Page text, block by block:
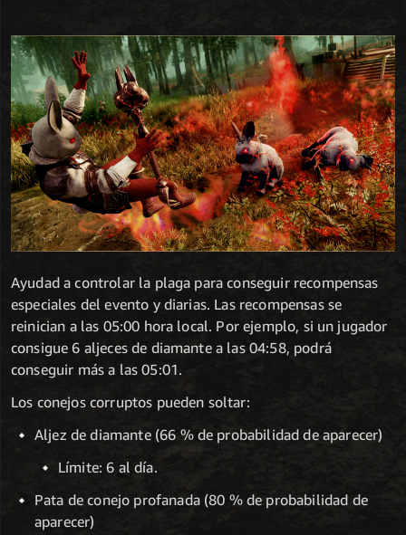
Ayudad a controlar la plaga para conseguir recompensas
especiales del evento y diarias. Las recompensas se
reinician a las 05:00 hora local. Por ejemplo, si un jugador
consigue 6 aljeces de diamante a las 04:58, podrá
conseguir más a las 05:01.
Los conejos corruptos pueden soltar:
Aljez de diamante (66 % de probabilidad de aparecer)
Límite: 6 al día.
Pata de conejo profanada (80 % de probabilidad de
aparecer)